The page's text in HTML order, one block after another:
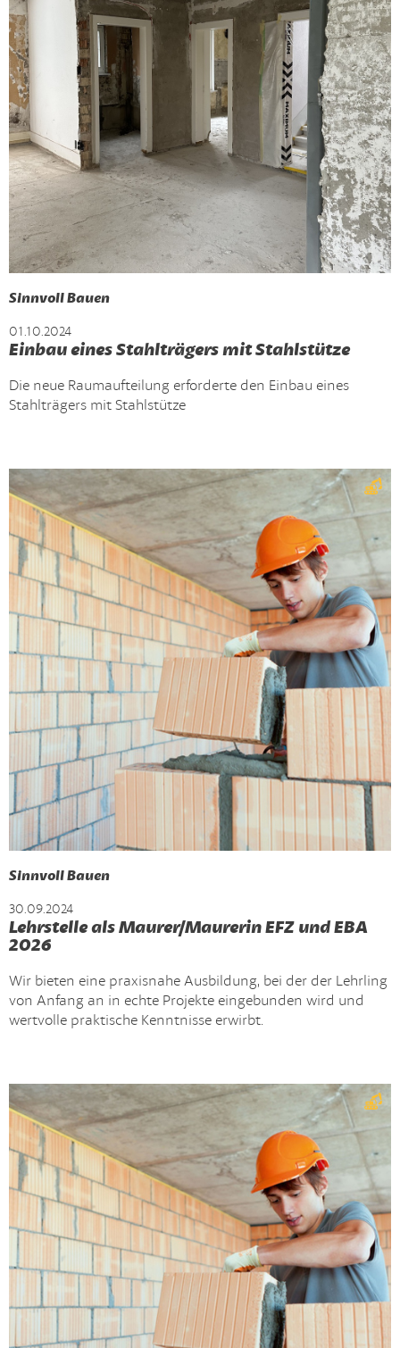
Sinnvoll Bauen
01.10.2024
Einbau eines Stahlträgers mit Stahlstütze
Die neue Raumaufteilung erforderte den Einbau eines
Stahlträgers mit Stahlstütze
Sinnvoll Bauen
30.09.2024
Lehrstelle als Maurer/Maurerin EFZ und EBA
2026
Wir bieten eine praxisnahe Ausbildung, bei der der Lehrling
von Anfang an in echte Projekte eingebunden wird und
wertvolle praktische Kenntnisse erwirbt.